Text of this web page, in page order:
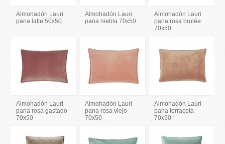
Almohadón Lauri
pana latte 50x50
Almohadón Lauri
pana niebla 70x50
Almohadón Lauri
pana rosa brulée
70x50
Almohadón Lauri
pana rosa gastado
70x50
Almohadón Lauri
pana rosa viejo
70x50
Almohadón Lauri
pana terracota
70x50